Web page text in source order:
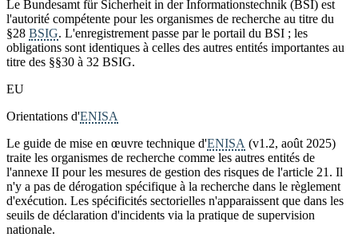
Le Bundesamt für Sicherheit in der Informationstechnik (BSI) est
l'autorité compétente pour les organismes de recherche au titre du
§28 BSIG. L'enregistrement passe par le portail du BSI ; les
obligations sont identiques à celles des autres entités importantes au
titre des §§30 à 32 BSIG.
EU
Orientations d'ENISA
Le guide de mise en œuvre technique d'ENISA (v1.2, août 2025)
traite les organismes de recherche comme les autres entités de
l'annexe II pour les mesures de gestion des risques de l'article 21. Il
n'y a pas de dérogation spécifique à la recherche dans le règlement
d'exécution. Les spécificités sectorielles n'apparaissent que dans les
seuils de déclaration d'incidents via la pratique de supervision
nationale.